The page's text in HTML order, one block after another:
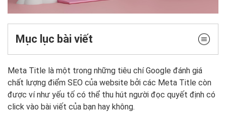
Mục lục bài viết
Meta Title là một trong những tiêu chí Google đánh giá
chất lượng điểm SEO của website bởi các Meta Title còn
được ví như yếu tố có thể thu hút người đọc quyết định có
click vào bài viết của bạn hay không.